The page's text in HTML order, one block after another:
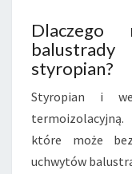
Dlaczego
styropian?
Styropian i
termoizolacyjną.
które może
uchwytów